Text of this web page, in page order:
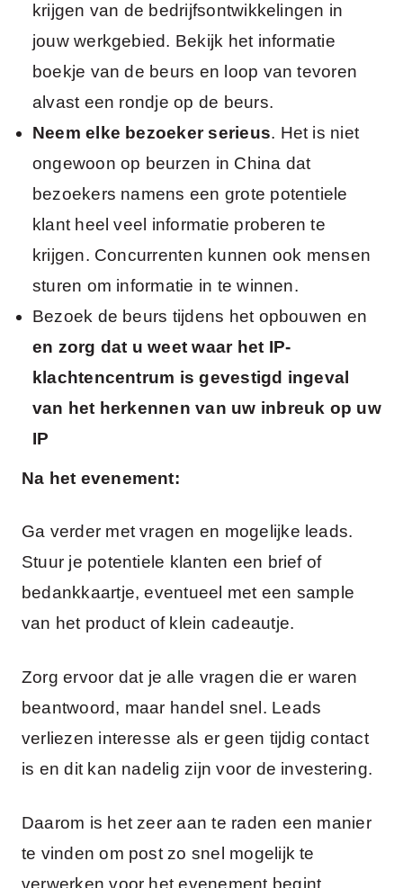
krijgen van de bedrijfsontwikkelingen in
jouw werkgebied. Bekijk het informatie
boekje van de beurs en loop van tevoren
alvast een rondje op de beurs.
Neem elke bezoeker serieus. Het is niet
ongewoon op beurzen in China dat
bezoekers namens een grote potentiele
klant heel veel informatie proberen te
krijgen. Concurrenten kunnen ook mensen
sturen om informatie in te winnen.
Bezoek de beurs tijdens het opbouwen en
en zorg dat u weet waar het IP-
klachtencentrum is gevestigd ingeval
van het herkennen van uw inbreuk op uw
IP
Na het evenement:
Ga verder met vragen en mogelijke leads.
Stuur je potentiele klanten een brief of
bedankkaartje, eventueel met een sample
van het product of klein cadeautje.
Zorg ervoor dat je alle vragen die er waren
beantwoord, maar handel snel. Leads
verliezen interesse als er geen tijdig contact
is en dit kan nadelig zijn voor de investering.
Daarom is het zeer aan te raden een manier
te vinden om post zo snel mogelijk te
verwerken voor het evenement begint.